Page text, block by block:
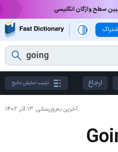
سطح واژگان انگلیسی
ارجاع ترتیب نمایش نتایج
آخرین به‌روزرسانی: ۱۳ آذر ۱۴۰۲